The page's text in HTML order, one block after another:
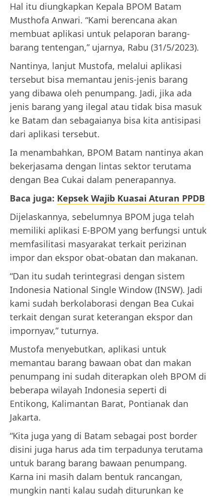
Hal itu diungkapkan Kepala BPOM Batam
Musthofa Anwari. “Kami berencana akan
membuat aplikasi untuk pelaporan barang-
barang tentengan,” ujarnya, Rabu (31/5/2023).
Nantinya, lanjut Mustofa, melalui aplikasi
tersebut bisa memantau jenis-jenis barang
yang dibawa oleh penumpang. Jadi, jika ada
jenis barang yang ilegal atau tidak bisa masuk
ke Batam dan sebagaianya bisa kita antisipasi
dari aplikasi tersebut.
Ia menambahkan, BPOM Batam nantinya akan
bekerjasama dengan lintas sektor terutama
dengan Bea Cukai dalam penerapannya.
Baca juga: Kepsek Wajib Kuasai Aturan PPDB
Dijelaskannya, sebelumnya BPOM juga telah
memiliki aplikasi E-BPOM yang berfungsi untuk
memfasilitasi masyarakat terkait perizinan
impor dan ekspor obat-obatan dan makanan.
“Dan itu sudah terintegrasi dengan sistem
Indonesia National Single Window (INSW). Jadi
kami sudah berkolaborasi dengan Bea Cukai
terkait dengan surat keterangan ekspor dan
impornyav,” tuturnya.
Mustofa menyebutkan, aplikasi untuk
memantau barang bawaan obat dan makan
penumpang ini sudah diterapkan oleh BPOM di
beberapa wilayah Indonesia seperti di
Entikong, Kalimantan Barat, Pontianak dan
Jakarta.
“Kita juga yang di Batam sebagai post border
disini juga harus ada tim terpadunya terutama
untuk barang barang bawaan penumpang.
Karna ini masih dalam bentuk rancangan,
mungkin nanti kalau sudah diturunkan ke